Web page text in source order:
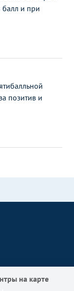
на карте
балл и при
позитив и